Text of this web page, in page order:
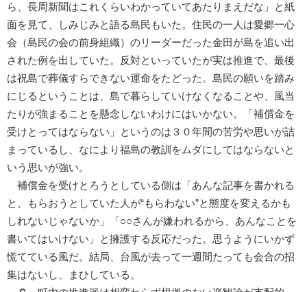
ら、長周新聞はこれくらいわかっていてあたりまえだな」と紙
面を見て、しみじみと語る島民もいた。住民の一人は愛郷一心
会（島民の会の前身組織）のリーダーだった金田が島を追い出
された例を出していた。反対といっていたが実は推進で、最後
は祝島で葬儀すらできない運命をたどった。島民の願いを踏み
にじるということは、島で暮らしていけなくなることや、風当
たりが強まることを懸念しないわけにはいかない。「補償金を
受けとってはならない」というのは３０年間の苦労や思いが詰
まっているし、なにより福島の教訓をムダにしてはならないと
いう思いが強い。
補償金を受けとろうとしている側は「あんな記事を書かれる
と、もらおうとしていた人が“もらわない”と態度を変えるかも
しれないじゃないか」「○○さんが嫌われるから、あんなことを
書いてはいけない」と擁護する反応だった。思うようにいかず
慌てている風だ。結局、台風が去って一週間たっても会合の招
集はないし、まひしている。